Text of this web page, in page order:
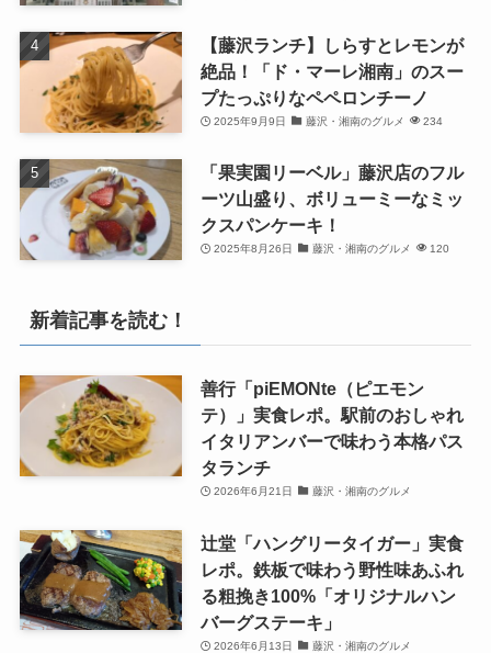
【藤沢ランチ】しらすとレモンが
絶品！「ド・マーレ湘南」のスー
プたっぷりなペペロンチーノ
2025年9月9日 藤沢・湘南のグルメ 234
「果実園リーベル」藤沢店のフル
ーツ山盛り、ボリューミーなミッ
クスパンケーキ！
2025年8月26日 藤沢・湘南のグルメ 120
新着記事を読む！
善行「piEMONte（ピエモン
テ）」実食レポ。駅前のおしゃれ
イタリアンバーで味わう本格パス
タランチ
2026年6月21日 藤沢・湘南のグルメ
辻堂「ハングリータイガー」実食
レポ。鉄板で味わう野性味あふれ
る粗挽き100%「オリジナルハン
バーグステーキ」
2026年6月13日 藤沢・湘南のグルメ